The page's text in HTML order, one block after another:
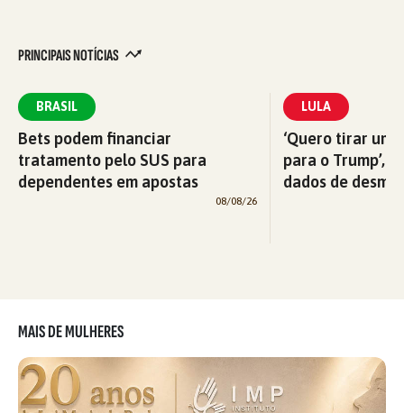
PRINCIPAIS NOTÍCIAS
BRASIL
Bets podem financiar
tratamento pelo SUS para
dependentes em apostas
08/08/26
LULA
‘Quero tirar
para o Trump’,
dados de
MAIS DE MULHERES